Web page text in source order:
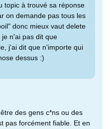
topic à trouvé sa réponse
on demande pas tous les
donc mieux vaut delete
n'ai pas dit que
j'ai dit que n'importe qui
dessus :)
des gens c*ns ou des
pas forcément fiable. Et en